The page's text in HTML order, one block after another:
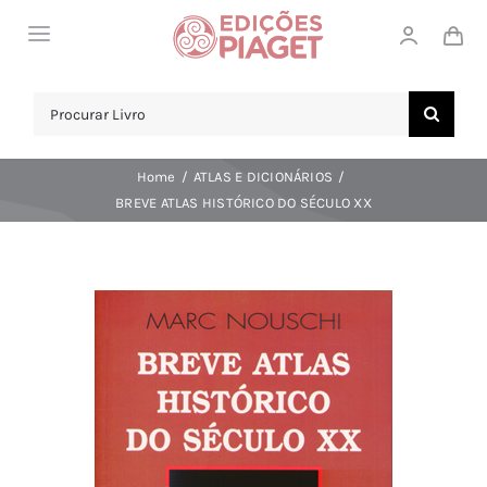
Toggle
Search
Home
ATLAS E DICIONÁRIOS
BREVE ATLAS HISTÓRICO DO SÉCULO XX